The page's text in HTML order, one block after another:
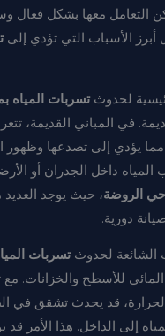
التعامل معها بشكل فعال
أبرز الأسباب التي تؤدي إلى
لحدوثتسربات المياه
في المباني القديمة،
يؤدي إلى تصدعها وظهور
داخل الجدران أو
الروضة، حيث يوجد العديد
دورية.
الشائعة لحدوثتسربات
للأسطح والخزانات.
قد يحدث تشقق في
إلى الداخل. هذا الأمر قد